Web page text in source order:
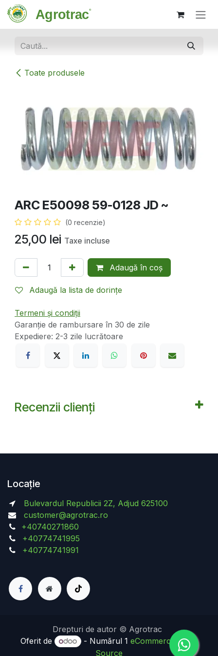
Sari la conținut
Toate produsele
ARC E50098 59-0128 JD ~
(0 recenzie)
25,00 lei Taxe incluse
Adaugă în coș
Adaugă la lista de dorințe
Termeni și condiții
Garanție de rambursare în 30 de zile
Expediere: 2-3 zile lucrătoare
Recenzii clienți
Locație
Bulevardul Republicii 2Z, Adjud 625100
customer@agrotrac.ro
+40740271860
+40774741995
+40774741991
Drepturi de autor © Agrotrac
Oferit de
- Numărul 1 eCommerce Open
Source